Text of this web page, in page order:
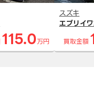
115.0 万円
スズキ
エブリイ
買取金額